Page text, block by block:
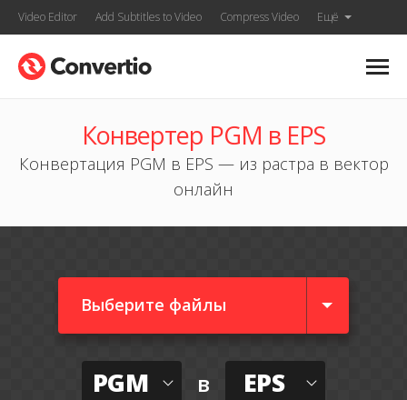
Video Editor Add Subtitles to Video Compress Video Ещё
Конвертер PGM в EPS
Конвертация PGM в EPS — из растра в вектор
онлайн
Выберите файлы
PGM в EPS